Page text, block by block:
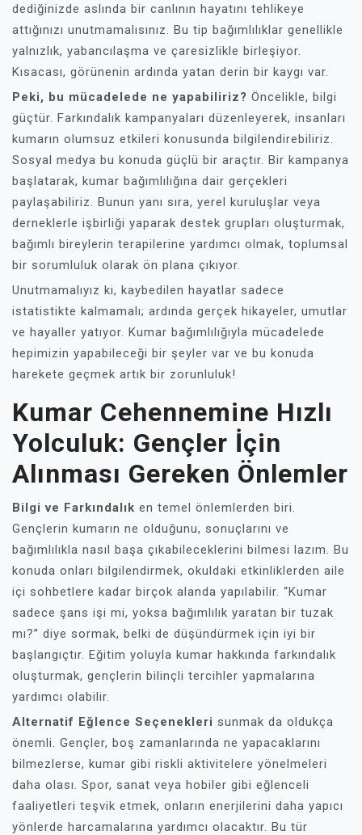
dediğinizde aslında bir canlının hayatını tehlikeye
attığınızı unutmamalısınız. Bu tip bağımlılıklar genellikle
yalnızlık, yabancılaşma ve çaresizlikle birleşiyor.
Kısacası, görünenin ardında yatan derin bir kaygı var.
Peki, bu mücadelede ne yapabiliriz? Öncelikle, bilgi
güçtür. Farkındalık kampanyaları düzenleyerek, insanları
kumarın olumsuz etkileri konusunda bilgilendirebiliriz.
Sosyal medya bu konuda güçlü bir araçtır. Bir kampanya
başlatarak, kumar bağımlılığına dair gerçekleri
paylaşabiliriz. Bunun yanı sıra, yerel kuruluşlar veya
derneklerle işbirliği yaparak destek grupları oluşturmak,
bağımlı bireylerin terapilerine yardımcı olmak, toplumsal
bir sorumluluk olarak ön plana çıkıyor.
Unutmamalıyız ki, kaybedilen hayatlar sadece
istatistikte kalmamalı; ardında gerçek hikayeler, umutlar
ve hayaller yatıyor. Kumar bağımlılığıyla mücadelede
hepimizin yapabileceği bir şeyler var ve bu konuda
harekete geçmek artık bir zorunluluk!
Kumar Cehennemine Hızlı
Yolculuk: Gençler İçin
Alınması Gereken Önlemler
Bilgi ve Farkındalık en temel önlemlerden biri.
Gençlerin kumarın ne olduğunu, sonuçlarını ve
bağımlılıkla nasıl başa çıkabileceklerini bilmesi lazım. Bu
konuda onları bilgilendirmek, okuldaki etkinliklerden aile
içi sohbetlere kadar birçok alanda yapılabilir. “Kumar
sadece şans işi mi, yoksa bağımlılık yaratan bir tuzak
mı?” diye sormak, belki de düşündürmek için iyi bir
başlangıçtır. Eğitim yoluyla kumar hakkında farkındalık
oluşturmak, gençlerin bilinçli tercihler yapmalarına
yardımcı olabilir.
Alternatif Eğlence Seçenekleri sunmak da oldukça
önemli. Gençler, boş zamanlarında ne yapacaklarını
bilmezlerse, kumar gibi riskli aktivitelere yönelmeleri
daha olası. Spor, sanat veya hobiler gibi eğlenceli
faaliyetleri teşvik etmek, onların enerjilerini daha yapıcı
yönlerde harcamalarına yardımcı olacaktır. Bu tür